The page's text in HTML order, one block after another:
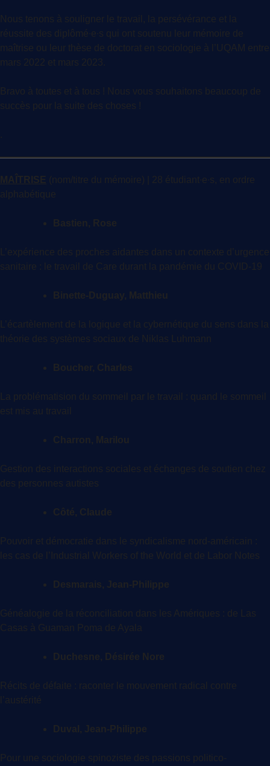
Nous tenons à souligner le travail, la persévérance et la
réussite des diplômé∙e∙s qui ont soutenu leur mémoire de
maîtrise ou leur thèse de doctorat en sociologie à l’UQAM entre
mars 2022 et mars 2023.
Bravo à toutes et à tous ! Nous vous souhaitons beaucoup de
succès pour la suite des choses !
MAÎTRISE (nom/titre du mémoire) | 28 étudiant∙e∙s, en ordre
alphabétique
Bastien, Rose
L’expérience des proches aidantes dans un contexte d’urgence
sanitaire : le travail de Care durant la pandémie du COVID-19
Binette-Duguay, Matthieu
L’écartèlement de la logique et la cybernétique du sens dans la
théorie des systèmes sociaux de Niklas Luhmann
Boucher, Charles
La problématision du sommeil par le travail : quand le sommeil
est mis au travail
Charron, Marilou
Gestion des interactions sociales et échanges de soutien chez
des personnes autistes
Côté, Claude
Pouvoir et démocratie dans le syndicalisme nord-américain :
les cas de l’Industrial Workers of the World et de Labor Notes
Desmarais, Jean-Philippe
Généalogie de la réconciliation dans les Amériques : de Las
Casas à Guaman Poma de Ayala
Duchesne, Désirée Nore
Récits de défaite : raconter le mouvement radical contre
l’austérité
Duval, Jean-Philippe
Pour une sociologie spinoziste des passions politico-